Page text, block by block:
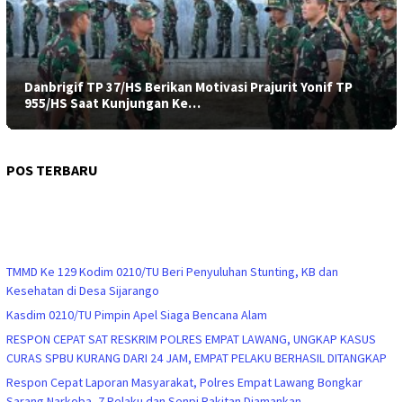
Danbrigif TP 37/HS Berikan Motivasi Prajurit Yonif TP
955/HS Saat Kunjungan Ke…
POS TERBARU
TMMD Ke 129 Kodim 0210/TU Beri Penyuluhan Stunting, KB dan
Kesehatan di Desa Sijarango
Kasdim 0210/TU Pimpin Apel Siaga Bencana Alam
RESPON CEPAT SAT RESKRIM POLRES EMPAT LAWANG, UNGKAP KASUS
CURAS SPBU KURANG DARI 24 JAM, EMPAT PELAKU BERHASIL DITANGKAP
Respon Cepat Laporan Masyarakat, Polres Empat Lawang Bongkar